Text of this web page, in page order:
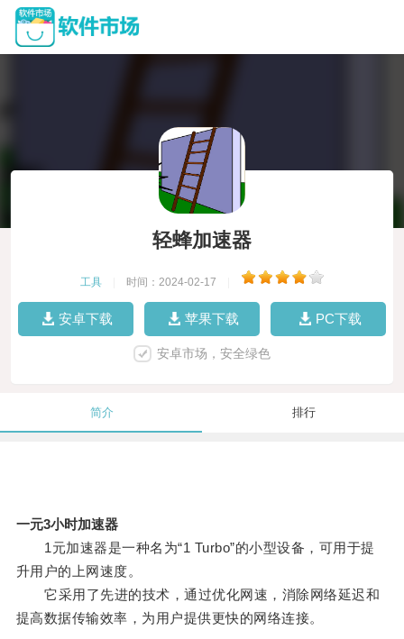
轻蜂加速器
工具 时间：2024-02-17
安卓下载 苹果下载 PC下载
安卓市场，安全绿色
简介 排行
一元3小时加速器
1元加速器是一种名为“1 Turbo”的小型设备，可用于提
升用户的上网速度。
它采用了先进的技术，通过优化网速，消除网络延迟和
提高数据传输效率，为用户提供更快的网络连接。